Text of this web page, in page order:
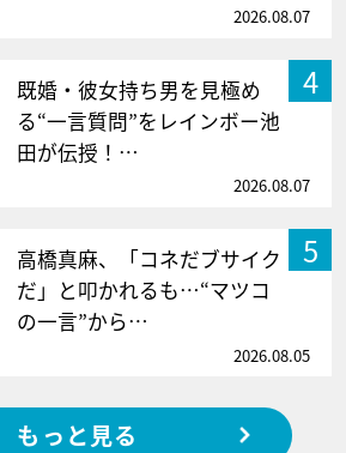
2026.08.07
4
既婚・彼女持ち男を見極め
る“一言質問”をレインボー池
田が伝授！…
2026.08.07
5
高橋真麻、「コネだブサイク
だ」と叩かれるも…“マツコ
の一言”から…
2026.08.05
もっと見る